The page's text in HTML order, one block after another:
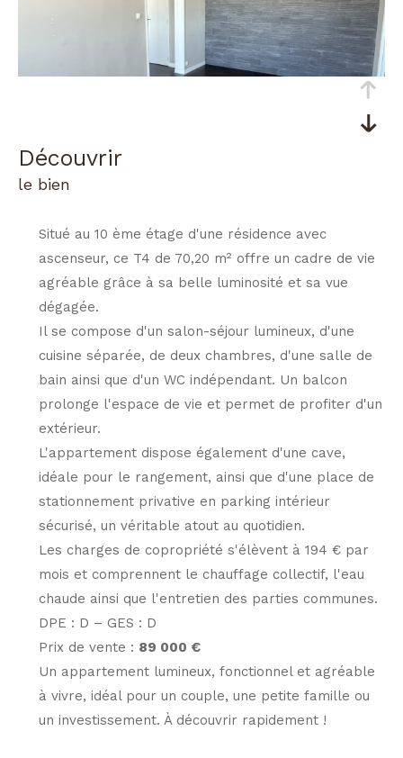
découvrir
le bien
Situé au 10 ème étage d'une résidence avec
ascenseur, ce T4 de 70,20 m² offre un cadre de vie
agréable grâce à sa belle luminosité et sa vue
dégagée.
Il se compose d'un salon-séjour lumineux, d'une
cuisine séparée, de deux chambres, d'une salle de
bain ainsi que d'un WC indépendant. Un balcon
prolonge l'espace de vie et permet de profiter d'un
extérieur.
L'appartement dispose également d'une cave,
idéale pour le rangement, ainsi que d'une place de
stationnement privative en parking intérieur
sécurisé, un véritable atout au quotidien.
Les charges de copropriété s'élèvent à 194 € par
mois et comprennent le chauffage collectif, l'eau
chaude ainsi que l'entretien des parties communes.
DPE : D – GES : D
Prix de vente : 89 000 €
Un appartement lumineux, fonctionnel et agréable
à vivre, idéal pour un couple, une petite famille ou
un investissement. À découvrir rapidement !